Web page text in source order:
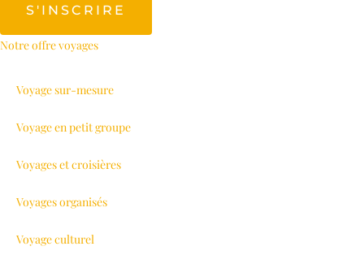
S'INSCRIRE
Notre offre voyages
Voyage sur-mesure
Voyage en petit groupe
Voyages et croisières
Voyages organisés
Voyage culturel